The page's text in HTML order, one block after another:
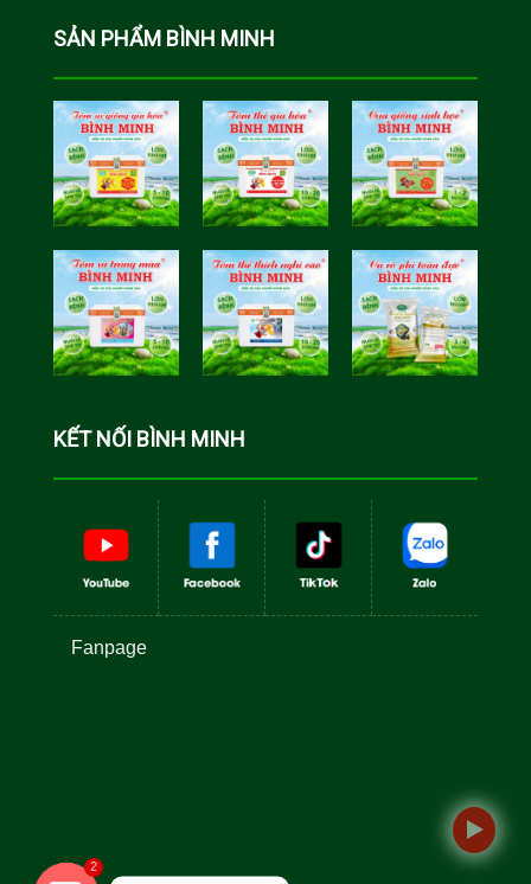
SẢN PHẨM BÌNH MINH
Hóa Bình
Minh
Học Bình
Minh
KẾT NỐI BÌNH MINH
Fanpage
2